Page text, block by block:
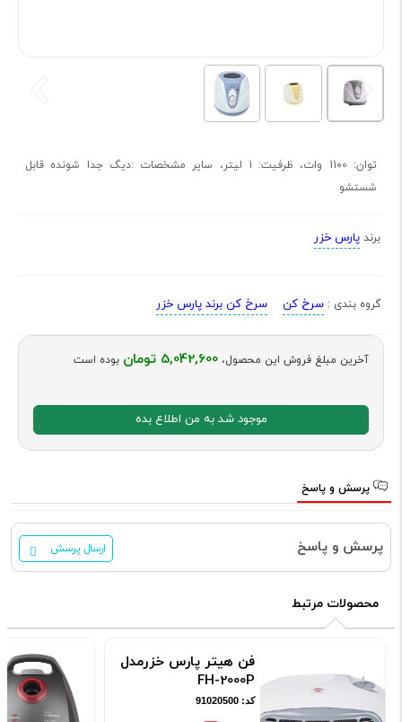
توان: 1100 وات، ظرفیت: 1 لیتر، سایر مشخصات :دیگ جدا شونده قابل
شستشو
برند پارس خزر
گروه بندی : سرخ کن سرخ کن برند پارس خزر
آخرین مبلغ فروش این محصول، 5,042,600 تومان بوده است
موجود شد به من اطلاع بده
پرسش و پاسخ
پرسش و پاسخ ارسال پرسش
محصولات مرتبط
فن هیتر پارس خزرمدل
FH-2000P
کد: 91020500